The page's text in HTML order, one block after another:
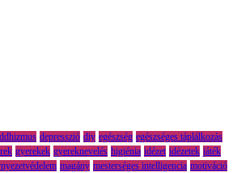
depresszió diy egészség egészséges táplálkozás
gyerekek gyereknevelés higiénia idézet idézetek játék
magány mesterséges intelligencia motiváció